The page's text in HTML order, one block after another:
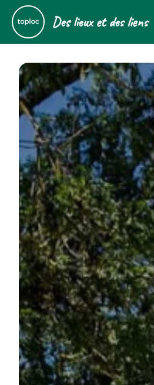
Des lieux et des liens